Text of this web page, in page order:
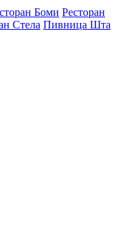
Боми Ресторан
Стела Пивница Шта